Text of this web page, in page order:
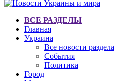
ВСЕ РАЗДЕЛЫ
Главная
Украина
Все новости раздела
События
Политика
Город